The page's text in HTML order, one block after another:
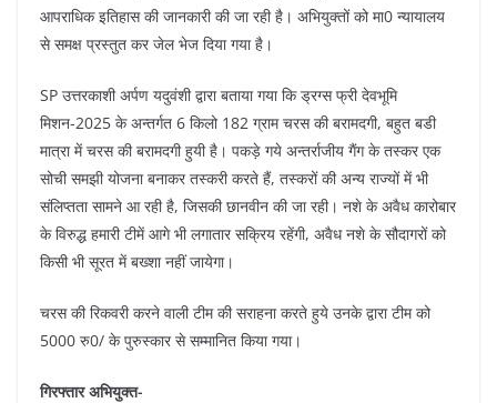
आपराधिक इतिहास की जानकारी की जा रही है। अभियुक्तों को मा0 न्यायालय
से समक्ष प्रस्तुत कर जेल भेज दिया गया है।
SP उत्तरकाशी अर्पण यदुवंशी द्वारा बताया गया कि ड्रग्स फ्री देवभूमि
मिशन-2025 के अन्तर्गत 6 किलो 182 ग्राम चरस की बरामदगी, बहुत बडी
मात्रा में चरस की बरामदगी हुयी है। पकड़े गये अन्तर्राजीय गैंग के तस्कर एक
सोची समझी योजना बनाकर तस्करी करते हैं, तस्करों की अन्य राज्यों में भी
संलिप्तता सामने आ रही है, जिसकी छानवीन की जा रही। नशे के अवैध कारोबार
के विरुद्ध हमारी टीमें आगे भी लगातार सक्रिय रहेंगी, अवैध नशे के सौदागरों को
किसी भी सूरत में बख्शा नहीं जायेगा।
चरस की रिकवरी करने वाली टीम की सराहना करते हुये उनके द्वारा टीम को
5000 रु0/ के पुरुस्कार से सम्मानित किया गया।
गिरफ्तार अभियुक्त-